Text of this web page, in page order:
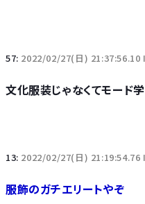
57: 2022/02/27(日)
文化服装じゃなくてモード
13: 2022/02/27(日) 21:19:54.76
服飾のガチエリートやぞ